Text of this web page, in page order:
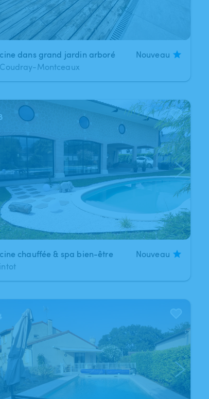
dans grand jardin arboré
Nouveau
Montceaux
chauffée & spa bien-être
Nouveau